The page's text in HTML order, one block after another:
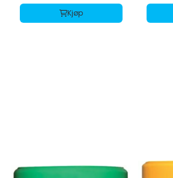
Kjøp